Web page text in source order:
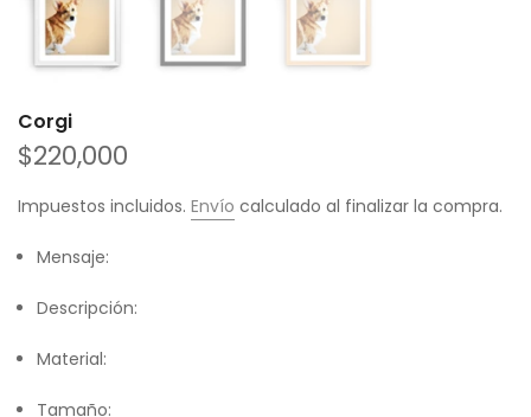
Corgi
$220,000
Impuestos incluidos. Envío calculado al finalizar la compra.
Mensaje:
Descripción:
Material:
Tamaño: